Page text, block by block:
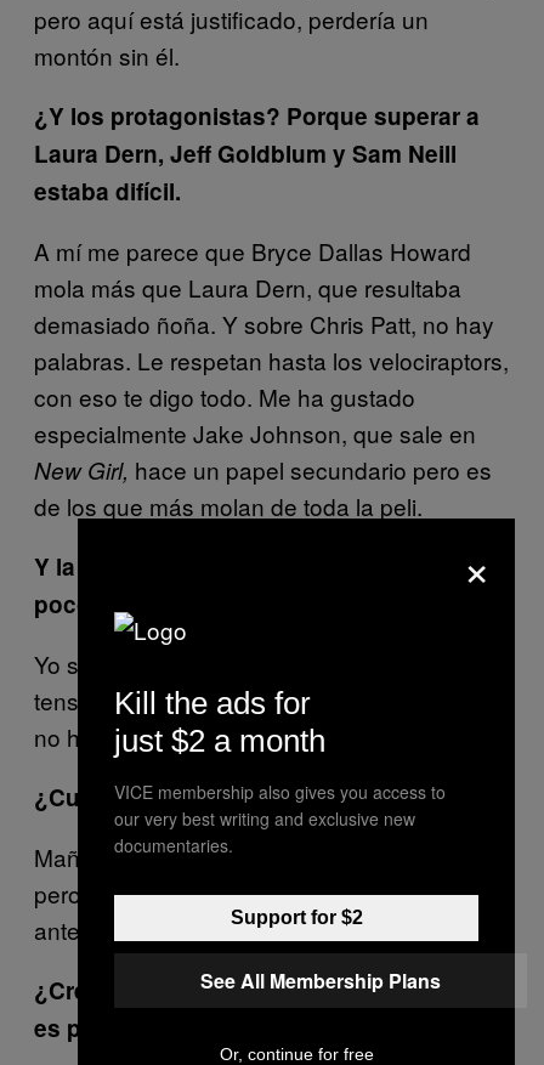
pero aquí está justificado, perdería un
montón sin él.
¿Y los protagonistas? Porque superar a
Laura Dern, Jeff Goldblum y Sam Neill
estaba difícil.
A mí me parece que Bryce Dallas Howard
mola más que Laura Dern, que resultaba
demasiado ñoña. Y sobre Chris Patt, no hay
palabras. Le respetan hasta los velociraptors,
con eso te digo todo. Me ha gustado
especialmente Jake Johnson, que sale en
New Girl, hace un papel secundario pero es
de los que más molan de toda la peli.
Y la historia de amor no está metida un
poco con calzador…
Yo soy de romanticismo fácil, me gusta la
tensión entre los protagonistas. En la primera
no había tanto peso de la historia de amor.
¿Cuándo la vas a volver a ver?
Mañana, con mi novio, ése que está harto,
pero que ahora le fastidia que la haya visto
antes que él.
¿Crees que habrá una quinta parte? ¿O ya
es pasarse?
×
Kill the ads for
just $2 a month
VICE membership also gives you access to
our very best writing and exclusive new
documentaries.
Support for $2
See All Membership Plans
Or, continue for free